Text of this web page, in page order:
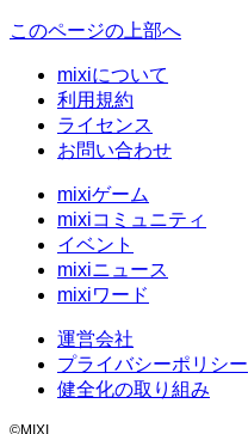
このページの上部へ
mixiについて
利用規約
ライセンス
お問い合わせ
mixiゲーム
mixiコミュニティ
イベント
mixiニュース
mixiワード
運営会社
プライバシーポリシー
健全化の取り組み
©MIXI